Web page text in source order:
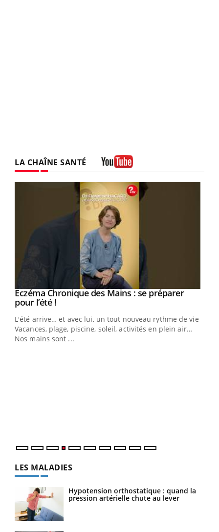
LA CHAÎNE SANTÉ
Youtube
Eczéma Chronique des Mains : se préparer
pour l’été !Youtube
L'été arrive… et avec lui, un tout nouveau rythme de vie !
Vacances, plage, piscine, soleil, activités en plein air…
Nos mains sont ...
Youtube
Diabète & Ramadan 2026Youtube
Le Ramadan approche, et, pour de nombreuses
personnes atteintes de diabète, c'est une période de
questions, de défis, mais ...
LES MALADIES
Hypotension orthostatique : quand la
pression artérielle chute au lever